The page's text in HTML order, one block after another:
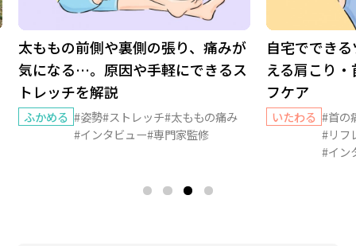
太ももの前側や裏側の張り、痛みが
気になる…。原因や手軽にできるス
トレッチを解説
ふかめる #姿勢#ストレッチ#太ももの痛み
#インタビュー#専門家監修
自宅ででき
える肩こり
フケア
いたわる #首の
#リフ
#イン